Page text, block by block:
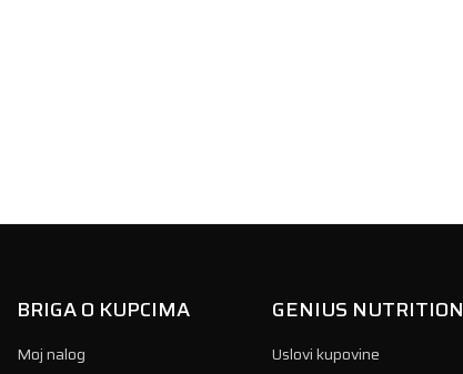
BRIGA O KUPCIMA
Moj nalog
GENIUS NUTRITION
Uslovi kupovine